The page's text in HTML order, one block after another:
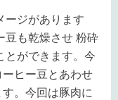
ージがあります
豆も乾燥させ 粉砕
とができます。今
ヒー豆とあわせ
。今回は豚肉に